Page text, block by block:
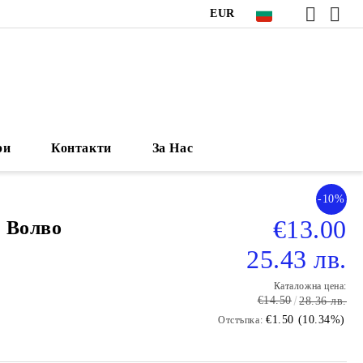
EUR
Контакти За Нас
-10%
€13.00
25.43 лв.
Каталожна цена:
€14.50 28.36 лв.
Отстъпка: €1.50 (10.34%)